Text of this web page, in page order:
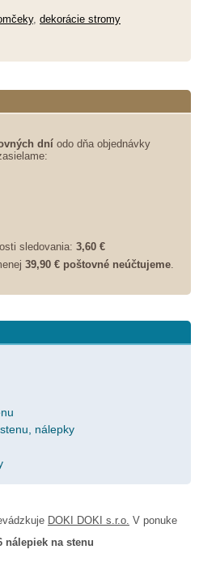
, dekorácie stromy
dní odo dňa objednávky
sledovania: 3,60 €
39,90 € poštovné neúčtujeme.
nálepky
DOKI DOKI s.r.o. V ponuke
nálepiek na stenu